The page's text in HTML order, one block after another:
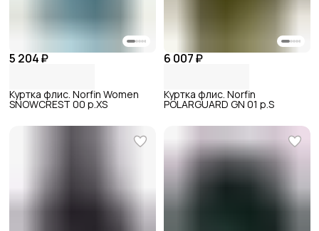
5 204 ₽
Куртка флис. Norfin Women
SNOWCREST 00 р.XS
6 007 ₽
Куртка флис. Norfin
POLARGUARD GN 01 р.S